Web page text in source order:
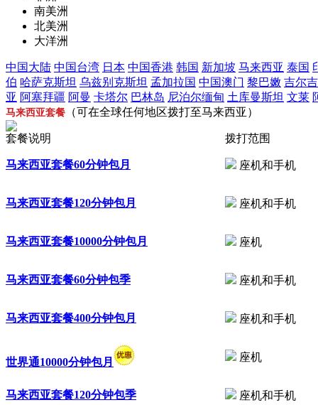
南美洲
北美洲
大洋洲
中国大陆 中国台湾 日本 中国香港 韩国 新加坡 马来西亚 泰国
伯 哈萨克斯坦 乌兹别克斯坦 孟加拉国 中国澳门 黎巴嫩 吉尔
亚 阿塞拜疆 阿曼 卡塔尔 巴林岛 尼泊尔缅甸 土库曼斯坦 文莱
马来西亚套餐 （可在全球任何地区拨打至马来西亚）
套餐说明 拨打范围
马来西亚套餐60分钟包月 座机和手机
马来西亚套餐120分钟包月 座机和手机
马来西亚套餐10000分钟包月 座机
马来西亚套餐60分钟包季 座机和手机
马来西亚套餐400分钟包月 座机和手机
世界通10000分钟包月 座机
马来西亚套餐120分钟包季 座机和手机